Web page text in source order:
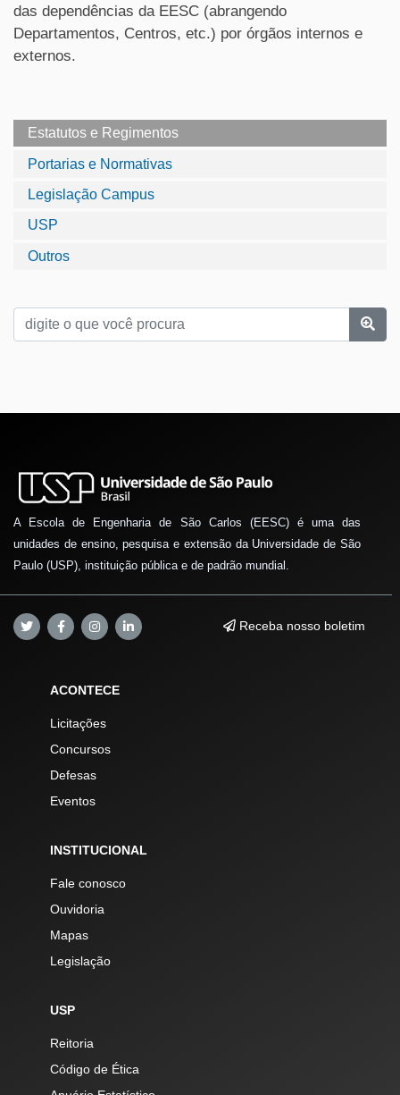
Estatutos e Regimentos
Portarias e Normativas
Legislação Campus
USP
Outros
das dependências da EESC (abrangendo
Departamentos, Centros, etc.) por órgãos internos e
externos.
A Escola de Engenharia de São Carlos (EESC) é uma das
unidades de ensino, pesquisa e extensão da Universidade de São
Paulo (USP), instituição pública e de padrão mundial.
Receba nosso boletim
ACONTECE
Licitações
Concursos
Defesas
Eventos
INSTITUCIONAL
Fale conosco
Ouvidoria
Mapas
Legislação
USP
Reitoria
Código de Ética